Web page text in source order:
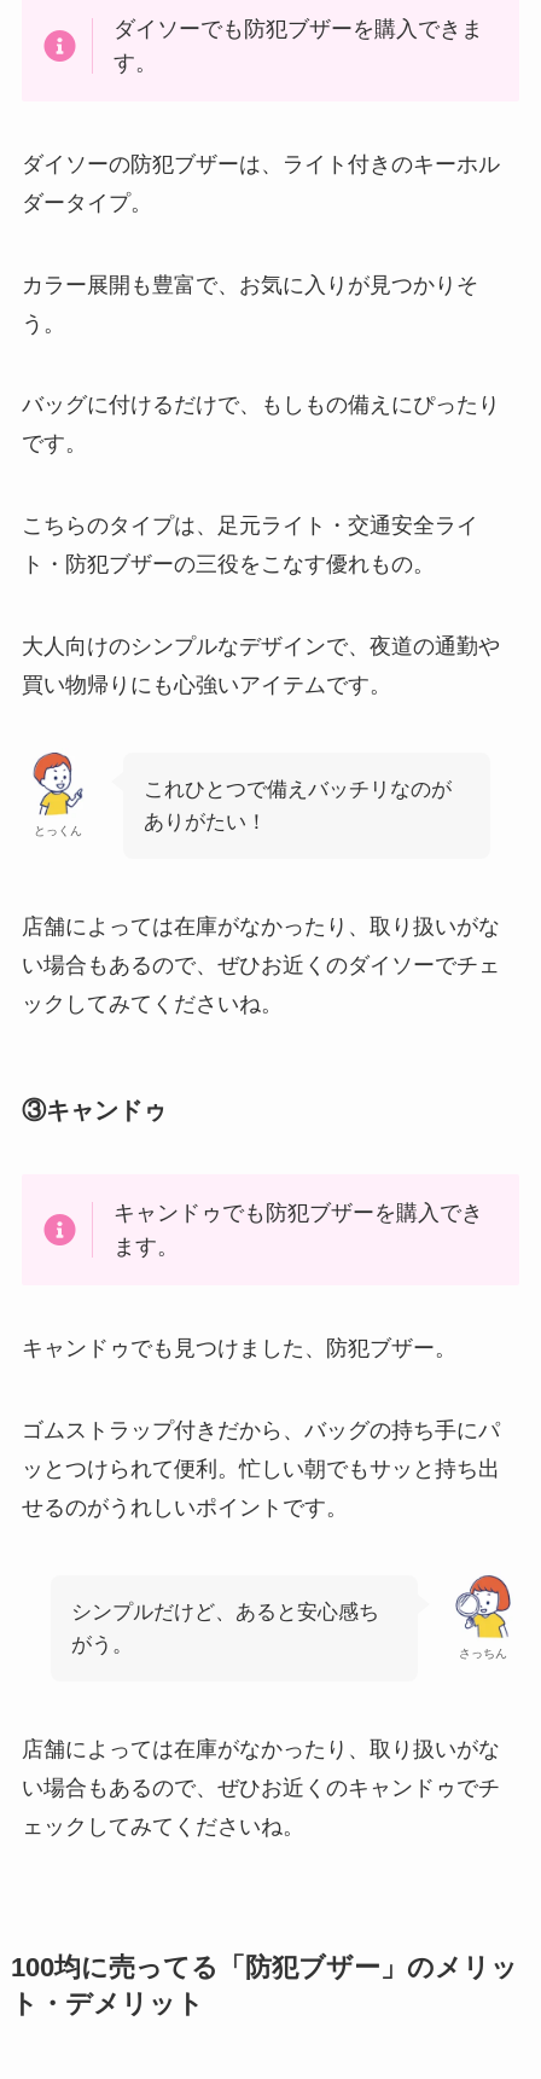
ダイソーでも防犯ブザーを購入できま
す。
ダイソーの防犯ブザーは、ライト付きのキーホル
ダータイプ。
カラー展開も豊富で、お気に入りが見つかりそ
う。
バッグに付けるだけで、もしもの備えにぴったり
です。
こちらのタイプは、足元ライト・交通安全ライ
ト・防犯ブザーの三役をこなす優れもの。
大人向けのシンプルなデザインで、夜道の通勤や
買い物帰りにも心強いアイテムです。
とっくん
これひとつで備えバッチリなのが
ありがたい！
店舗によっては在庫がなかったり、取り扱いがな
い場合もあるので、ぜひお近くのダイソーでチェ
ックしてみてくださいね。
③キャンドゥ
キャンドゥでも防犯ブザーを購入でき
ます。
キャンドゥでも見つけました、防犯ブザー。
ゴムストラップ付きだから、バッグの持ち手にパ
ッとつけられて便利。忙しい朝でもサッと持ち出
せるのがうれしいポイントです。
さっちん
シンプルだけど、あると安心感ち
がう。
店舗によっては在庫がなかったり、取り扱いがな
い場合もあるので、ぜひお近くのキャンドゥでチ
ェックしてみてくださいね。
100均に売ってる「防犯ブザー」のメリッ
ト・デメリット